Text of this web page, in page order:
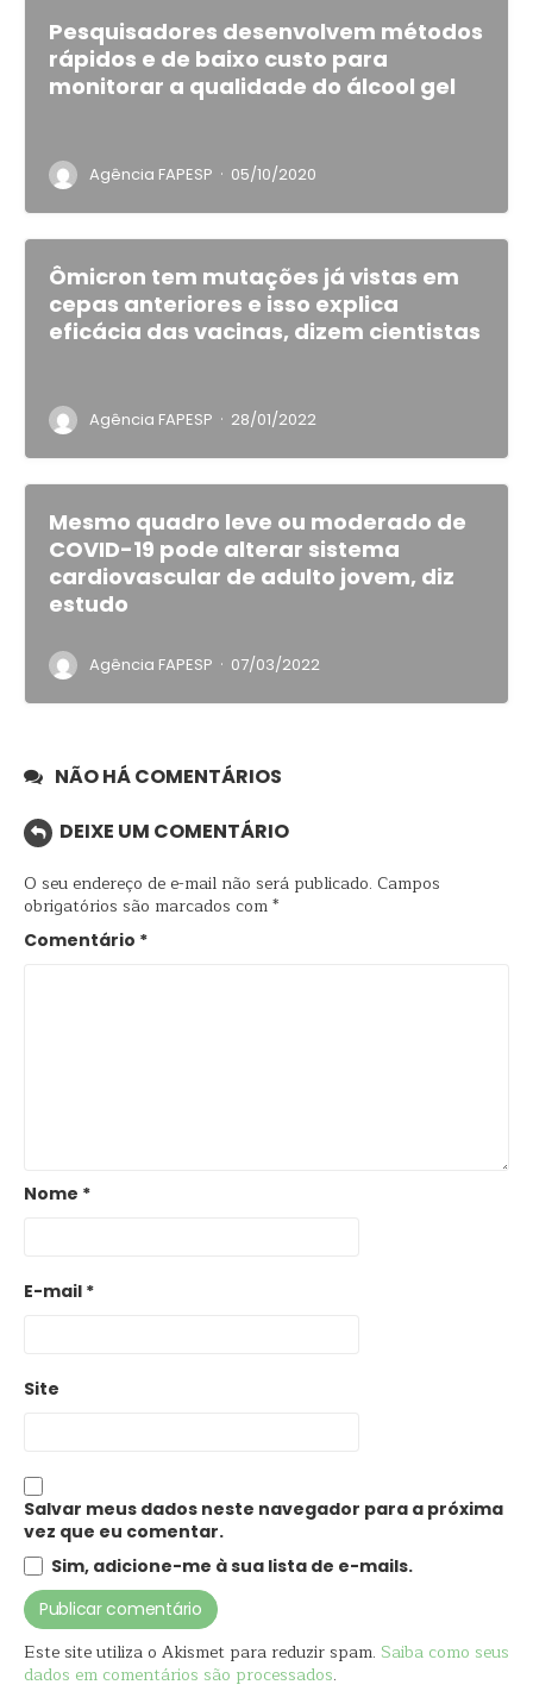
Pesquisadores desenvolvem métodos
rápidos e de baixo custo para
monitorar a qualidade do álcool gel
Agência FAPESP · 05/10/2020
Ômicron tem mutações já vistas em
cepas anteriores e isso explica
eficácia das vacinas, dizem cientistas
Agência FAPESP · 28/01/2022
Mesmo quadro leve ou moderado de
COVID-19 pode alterar sistema
cardiovascular de adulto jovem, diz
estudo
Agência FAPESP · 07/03/2022
NÃO HÁ COMENTÁRIOS
DEIXE UM COMENTÁRIO
O seu endereço de e-mail não será publicado. Campos
obrigatórios são marcados com*
Comentário *
Nome *
E-mail *
Site
Salvar meus dados neste navegador para a próxima
vez que eu comentar.
Sim, adicione-me à sua lista de e-mails.
Este site utiliza o Akismet para reduzir spam. Saiba como seus
dados em comentários são processados.